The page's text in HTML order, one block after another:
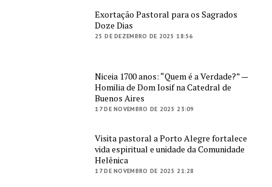
Exortação Pastoral para os Sagrados
Doze Dias
25 DE DEZEMBRO DE 2025 18:56
Niceia 1700 anos: “Quem é a Verdade?” —
Homilia de Dom Iosif na Catedral de
Buenos Aires
17 DE NOVEMBRO DE 2025 23:09
Visita pastoral a Porto Alegre fortalece
vida espiritual e unidade da Comunidade
Helênica
17 DE NOVEMBRO DE 2025 21:28